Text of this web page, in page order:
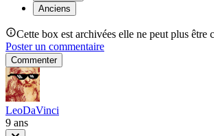
Anciens
Cette box est archivées elle ne peut plus être
Poster un commentaire
Commenter
LeoDaVinci
9 ans